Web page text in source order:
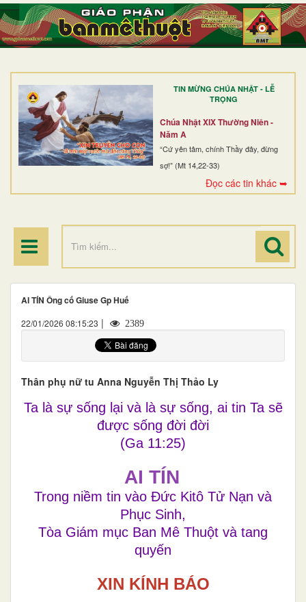
TIN MỪNG CHÚA NHẬT - LỄ
TRỌNG
Chúa Nhật XIX Thường Niên -
Năm A
“Cứ yên tâm, chính Thầy đây, đừng
sợ!” (Mt 14,22-33)
Đọc các tin khác ➥
TRANG NHẤT
GIỚI THIỆU
DÒNG TU
BAN MỤC VỤ
ĐOÀN THỂ CG
AI TÍN Ông cố Giuse Gp Huế
22/01/2026 08:15:23 | 2389
Thân phụ nữ tu Anna Nguyễn Thị Thảo Ly
Ta là sự sống lại và là sự sống, ai tin Ta sẽ
được sống đời đời
(Ga 11:25)
AI TÍN
Trong niềm tin vào Đức Kitô Tử Nạn và
Phục Sinh,
Tòa Giám mục Ban Mê Thuột và tang
quyến
XIN KÍNH BÁO